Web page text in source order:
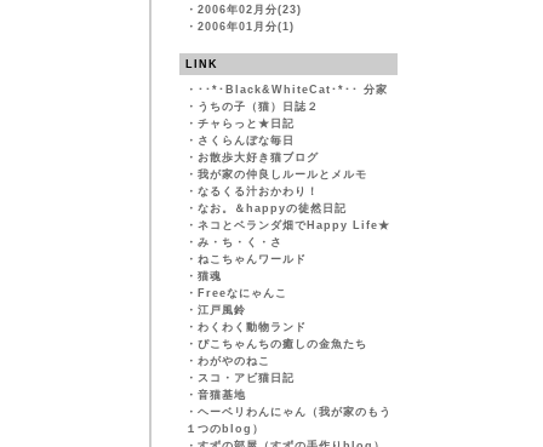
・ 2006年02月分(23)
・ 2006年01月分(1)
LINK
・ ･･*･Black&WhiteCat･*･･ 分家
・ うちの子（猫）日誌２
・ チャらっと★日記
・ さくらんぼな毎日
・ お散歩大好き猫ブログ
・ 我が家の仲良しルールとメルモ
・ なるくる汁おかわり！
・ なお。＆happyの徒然日記
・ ネコとベランダ畑でHappy Life★
・ み・ち・く・さ
・ ねこちゃんワールド
・ 猫魂
・ Freeなにゃんこ
・ 江戸風鈴
・ わくわく動物ランド
・ ぴこちゃんちの癒しの金魚たち
・ わがやのねこ
・ スコ・アビ猫日記
・ 音猫基地
・ ヘーベリわんにゃん（我が家のもう
１つのblog）